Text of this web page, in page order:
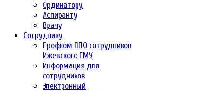
Ординатору
Аспиранту
Врачу
Сотруднику
Профком ППО сотрудников
Ижевского ГМУ
Информация для
сотрудников
Электронный